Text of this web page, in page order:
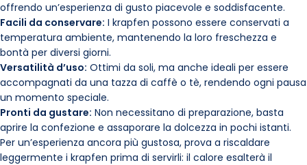
offrendo un’esperienza di gusto piacevole e soddisfacente.
Facili da conservare: I krapfen possono essere conservati a
temperatura ambiente, mantenendo la loro freschezza e
bontà per diversi giorni.
Versatilità d’uso: Ottimi da soli, ma anche ideali per essere
accompagnati da una tazza di caffè o tè, rendendo ogni pausa
un momento speciale.
Pronti da gustare: Non necessitano di preparazione, basta
aprire la confezione e assaporare la dolcezza in pochi istanti.
Per un’esperienza ancora più gustosa, prova a riscaldare
leggermente i krapfen prima di servirli: il calore esalterà il